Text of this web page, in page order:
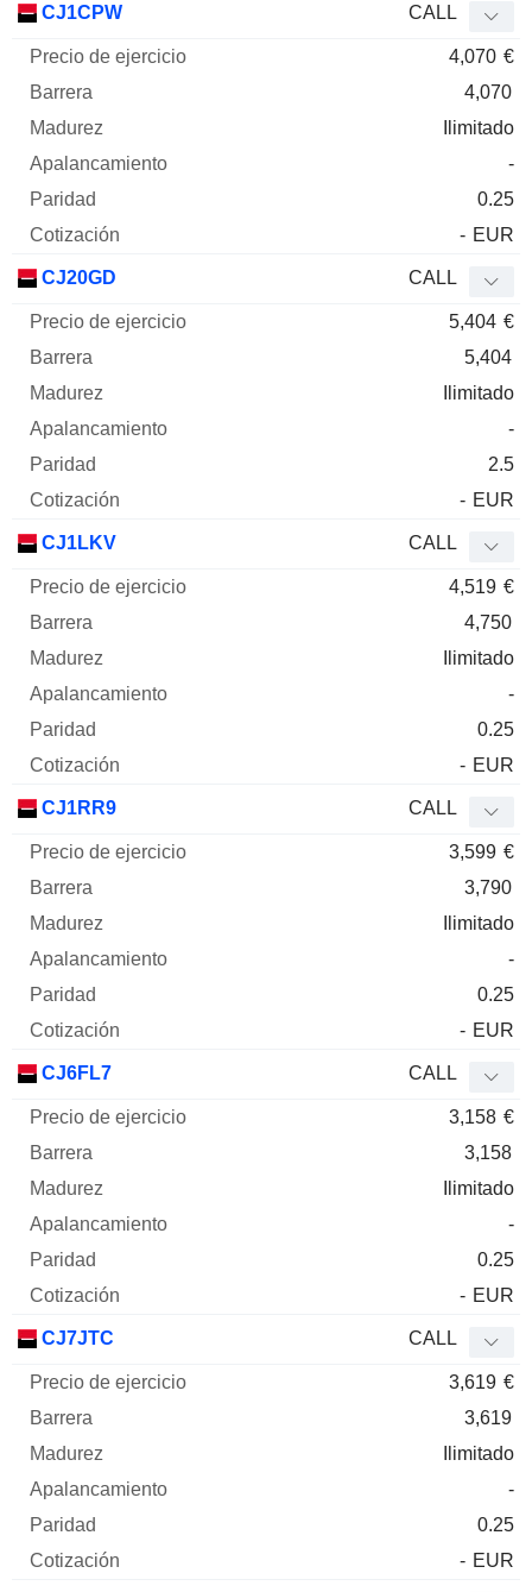
CJ1CPW CALL
4,070 €
4,070
Ilimitado
-
0.25
- EUR
CJ20GD CALL
5,404 €
5,404
Ilimitado
-
2.5
- EUR
CJ1LKV CALL
4,519 €
4,750
Ilimitado
-
0.25
- EUR
CJ1RR9 CALL
3,599 €
3,790
Ilimitado
-
0.25
- EUR
CJ6FL7 CALL
3,158 €
3,158
Ilimitado
-
0.25
- EUR
CJ7JTC CALL
3,619 €
3,619
Ilimitado
-
0.25
- EUR